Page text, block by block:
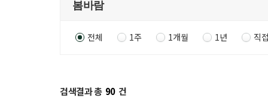
전체 1주 1개월 1년 직
검색결과 총 90 건